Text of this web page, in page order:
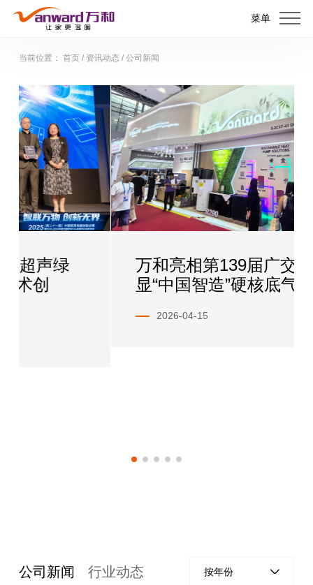
菜单
当前位置： 首页/ 资讯动态 / 公司新闻
万和亮相第139届广交会，彰
显“中国智造”硬核底气
2026-04-15
公司新闻 行业动态 按年份